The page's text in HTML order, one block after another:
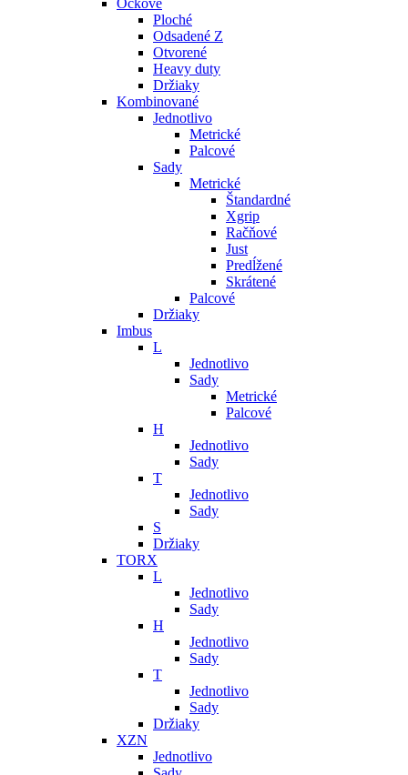
Očkové
Ploché
Odsadené Z
Otvorené
Heavy duty
Držiaky
Kombinované
Jednotlivo
Metrické
Palcové
Sady
Metrické
Štandardné
Xgrip
Račňové
Just
Predĺžené
Skrátené
Palcové
Držiaky
Imbus
L
Jednotlivo
Sady
Metrické
Palcové
H
Jednotlivo
Sady
T
Jednotlivo
Sady
S
Držiaky
TORX
L
Jednotlivo
Sady
H
Jednotlivo
Sady
T
Jednotlivo
Sady
Držiaky
XZN
Jednotlivo